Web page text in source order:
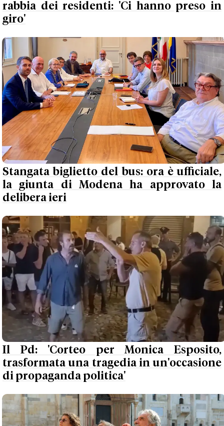
rabbia dei residenti: 'Ci hanno preso in
giro'
Stangata biglietto del bus: ora è ufficiale,
la giunta di Modena ha approvato la
delibera ieri
Il Pd: 'Corteo per Monica Esposito,
trasformata una tragedia in un'occasione
di propaganda politica'